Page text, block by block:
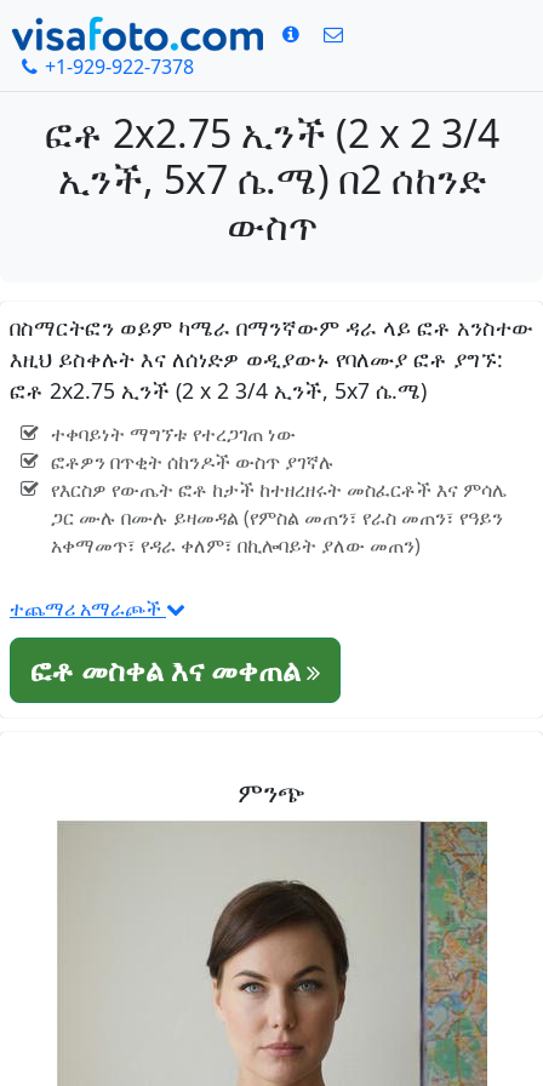
+1-929-922-7378
ፎቶ 2x2.75 ኢንች (2 x 2 3/4
ኢንች, 5x7 ሴ.ሜ) በ2 ሰከንድ
ውስጥ
በስማርትፎን ወይም ካሜራ በማንኛውም ዳራ ላይ ፎቶ አንስተው
እዚህ ይስቀሉት እና ለሰነድዎ ወዲያውኑ የባለሙያ ፎቶ ያግኙ:
ፎቶ 2x2.75 ኢንች (2 x 2 3/4 ኢንች, 5x7 ሴ.ሜ)
ተቀባይነት ማግኘቱ የተረጋገጠ ነው
ፎቶዎን በጥቂት ሰከንዶች ውስጥ ያገኛሉ
የእርስዎ የውጤት ፎቶ ከታች ከተዘረዘሩት መስፈርቶች እና ምሳሌ
ጋር ሙሉ በሙሉ ይዛመዳል (የምስል መጠን፣ የራስ መጠን፣ የዓይን
አቀማመጥ፣ የዳራ ቀለም፣ በኪሎባይት ያለው መጠን)
ተጨማሪ አማራጮች
ፎቶ መስቀል እና መቀጠል
ምንጭ